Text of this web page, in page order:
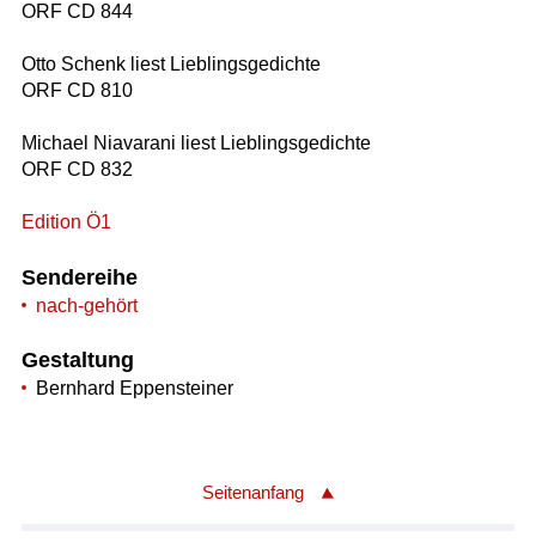
ORF CD 844
Otto Schenk liest Lieblingsgedichte
ORF CD 810
Michael Niavarani liest Lieblingsgedichte
ORF CD 832
Edition Ö1
Sendereihe
nach-gehört
Gestaltung
Bernhard Eppensteiner
Seitenanfang